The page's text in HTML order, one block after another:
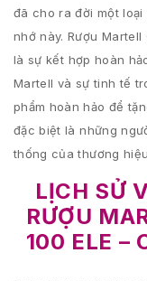
đã cho ra đời một
nhớ này. Rượu Martell
là sự kết hợp hoàn
Martell và sự tinh tế
phẩm hoàn hảo để
đặc biệt là những
thống của thương
LỊCH SỬ
RƯỢU
100 ELE –